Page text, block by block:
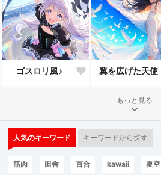
ゴスロリ風♪ 翼を広げた天使
もっと見る
人気のキーワード キーワードから探す
筋肉 田舎 百合 kawaii 夏空